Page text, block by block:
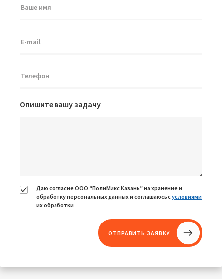
Опишите вашу задачу
Даю согласие ООО “ПолиМикс Казань” на хранение и
обработку персональных данных и соглашаюсь сусловиями
их обработки